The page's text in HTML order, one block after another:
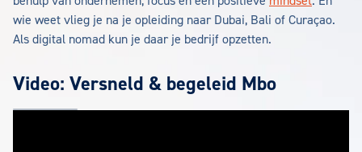
wie weet vlieg je na je opleiding naar Dubai, Bali of Curaçao.
Als digital nomad kun je daar je bedrijf opzetten.
Video: Versneld & begeleid Mbo